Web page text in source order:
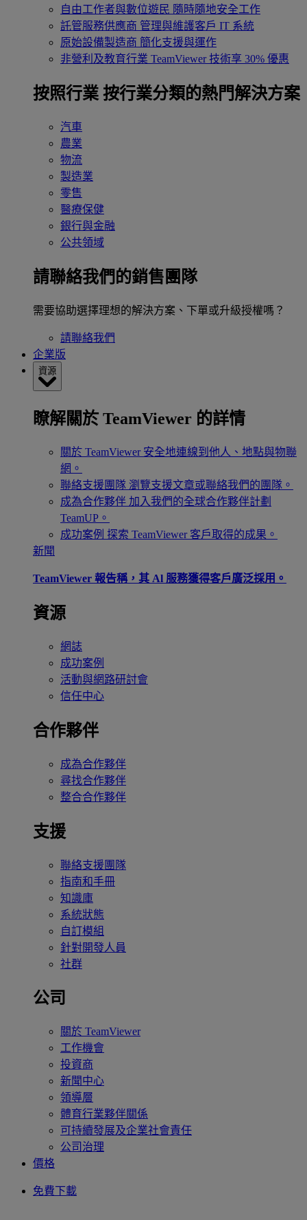
自由工作者與數位遊民 隨時隨地安全工作
託管服務供應商 管理與維護客戶 IT 系統
原始設備製造商 簡化支援與運作
非營利及教育行業 TeamViewer 技術享 30% 優惠
按照行業 按行業分類的熱門解決方案
汽車
農業
物流
製造業
零售
醫療保健
銀行與金融
公共領域
請聯絡我們的銷售團隊
需要協助選擇理想的解決方案、下單或升級授權嗎？
請聯絡我們
企業版
資源
瞭解關於 TeamViewer 的詳情
關於 TeamViewer 安全地連線到他人、地點與物聯
網。
聯絡支援團隊 瀏覽支援文章或聯絡我們的團隊。
成為合作夥伴 加入我們的全球合作夥伴計劃
TeamUP。
成功案例 探索 TeamViewer 客戶取得的成果。
新聞
TeamViewer 報告稱，其 Al 服務獲得客戶廣泛採用。
資源
網誌
成功案例
活動與網路研討會
信任中心
合作夥伴
成為合作夥伴
尋找合作夥伴
整合合作夥伴
支援
聯絡支援團隊
指南和手冊
知識庫
系統狀態
自訂模組
針對開發人員
社群
公司
關於 TeamViewer
工作機會
投資商
新聞中心
領導層
體育行業夥伴關係
可持續發展及企業社會責任
公司治理
價格
免費下載